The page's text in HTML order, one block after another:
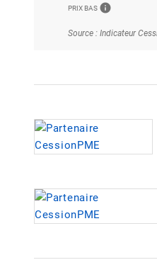
PRIX BAS info
Source : Indicateur